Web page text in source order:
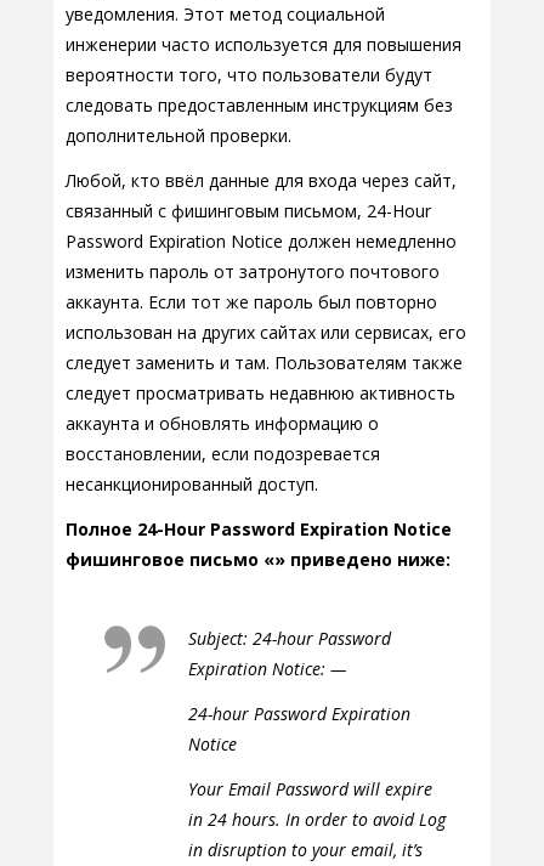
уведомления. Этот метод социальной
инженерии часто используется для повышения
вероятности того, что пользователи будут
следовать предоставленным инструкциям без
дополнительной проверки.
Любой, кто ввёл данные для входа через сайт,
связанный с фишинговым письмом, 24-Hour
Password Expiration Notice должен немедленно
изменить пароль от затронутого почтового
аккаунта. Если тот же пароль был повторно
использован на других сайтах или сервисах, его
следует заменить и там. Пользователям также
следует просматривать недавнюю активность
аккаунта и обновлять информацию о
восстановлении, если подозревается
несанкционированный доступ.
Полное 24-Hour Password Expiration Notice
фишинговое письмо «» приведено ниже:
Subject: 24-hour Password
Expiration Notice: —
24-hour Password Expiration
Notice
Your Email Password will expire
in 24 hours. In order to avoid Log
in disruption to your email, it’s